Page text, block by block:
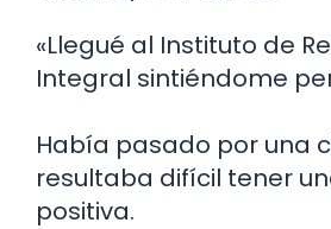
«Llegué al Instituto de
Integral sintiéndome
Había pasado por una
resultaba difícil tener
positiva.